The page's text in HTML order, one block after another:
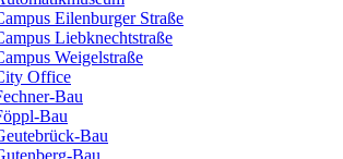
Eilenburger Straße
Liebknechtstraße
Weigelstraße
Office
Bau
Bau
Bau
Bau